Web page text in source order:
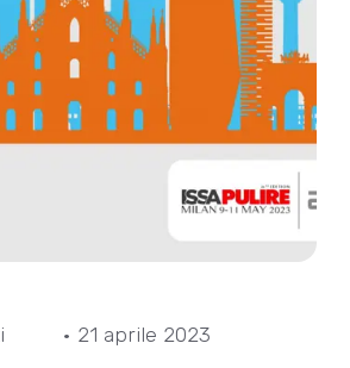
• 21 aprile 2023